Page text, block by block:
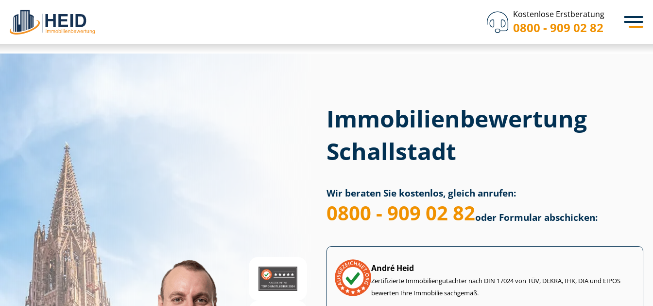
Kostenlose Erstberatung
0800 - 909 02 82
Immobilien­bewertung
Schallstadt
Wir beraten Sie kostenlos, gleich anrufen:
0800 - 909 02 82oder Formular abschicken:
André Heid
Zertifizierte Im­mo­bi­li­en­gut­ach­ter nach DIN 17024 von TÜV, DEKRA, IHK, DIA und EIPOS
bewerten Ihre Immobilie sachgemäß.